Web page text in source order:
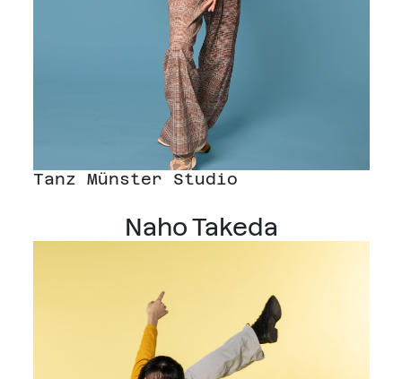
Tanz Münster Studio
Naho Takeda